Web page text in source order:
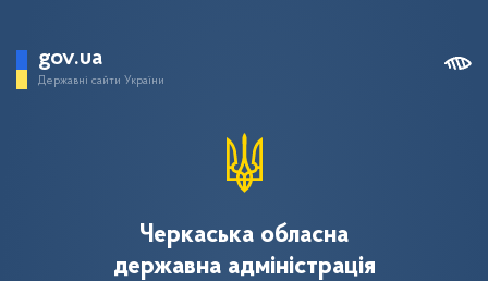
gov.ua
Державні сайти України
Черкаська обласна
державна адміністрація